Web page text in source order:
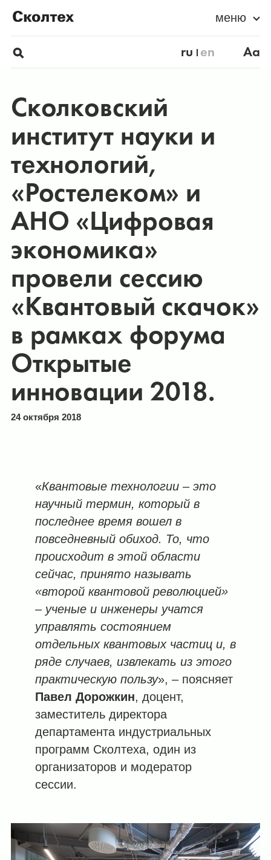
меню
ru en Aa
Сколковский
институт науки и
технологий,
«Ростелеком» и
АНО «Цифровая
экономика»
провели сессию
«Квантовый скачок»
в рамках форума
Открытые
инновации 2018.
24 октября 2018
«Квантовые технологии – это
научный термин, который в
последнее время вошел в
повседневный обиход. То, что
происходит в этой области
сейчас, принято называть
«второй квантовой революцией»
– ученые и инженеры учатся
управлять состоянием
отдельных квантовых частиц и, в
ряде случаев, извлекать из этого
практическую пользу», – поясняет
Павел Дорожкин, доцент,
заместитель директора
департамента индустриальных
программ Сколтеха, один из
организаторов и модератор
сессии.